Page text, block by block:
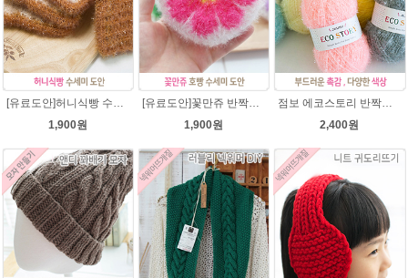
[유료도안]허니식빵 수세미뜨기 코바늘뜨기도안 /수세미뜨기/수세미실/반짝이수세미/반짝이실/수세미실 웰빙수세미 퐁퐁수세미 식빵 코바늘수세미
1,900원
[유료도안]꽃만쥬 반짝이수세미 코바늘뜨기도안 /수세미뜨기/수세미실/반짝이수세미/반짝이실/수세미실 웰빙수세미 퐁퐁수세미 식빵 코바늘수세미
1,900원
점보 에코스토리 반짝이 80g 대용량 수세미뜨기 뜨개실 친환경소품 뜨개질실//웰빙수세미실/반짝이수세미실/반짝이뜨개실/ 수세미실/대용량수세미/빤짝이실
2,400원